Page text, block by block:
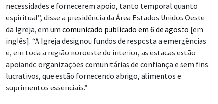
necessidades e fornecerem apoio, tanto temporal quanto
espiritual”, disse a presidência da Área Estados Unidos Oeste
da Igreja, em um comunicado publicado em 6 de agosto [em
inglês]. “A Igreja designou fundos de resposta a emergências
e, em toda a região noroeste do interior, as estacas estão
apoiando organizações comunitárias de confiança e sem fins
lucrativos, que estão fornecendo abrigo, alimentos e
suprimentos essenciais.”